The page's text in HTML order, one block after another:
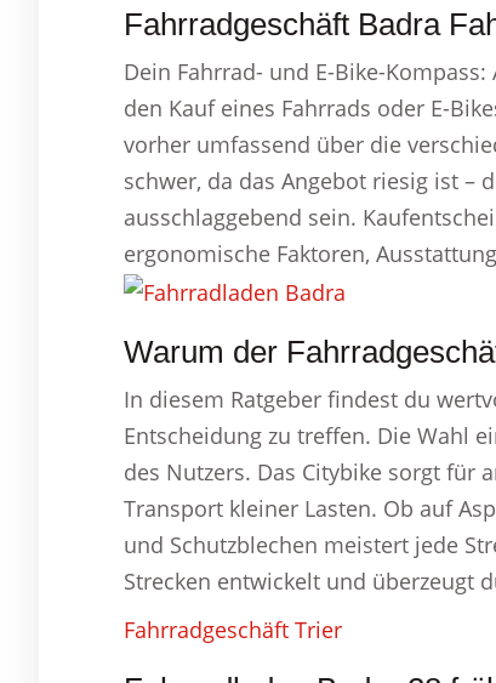
Fahrradgeschäft Badra
Dein Fahrrad- und E-Bike-
den Kauf eines Fahrrads oder E-
vorher umfassend über die
schwer, da das Angebot riesig ist –
ausschlaggebend sein.
ergonomische Faktoren,
Warum der
In diesem Ratgeber findest du
Entscheidung zu treffen. Die Wahl
des Nutzers. Das Citybike sorgt für
Transport kleiner Lasten. Ob auf
und Schutzblechen meistert jede
Strecken entwickelt und überzeugt
Fahrradgeschäft Trier